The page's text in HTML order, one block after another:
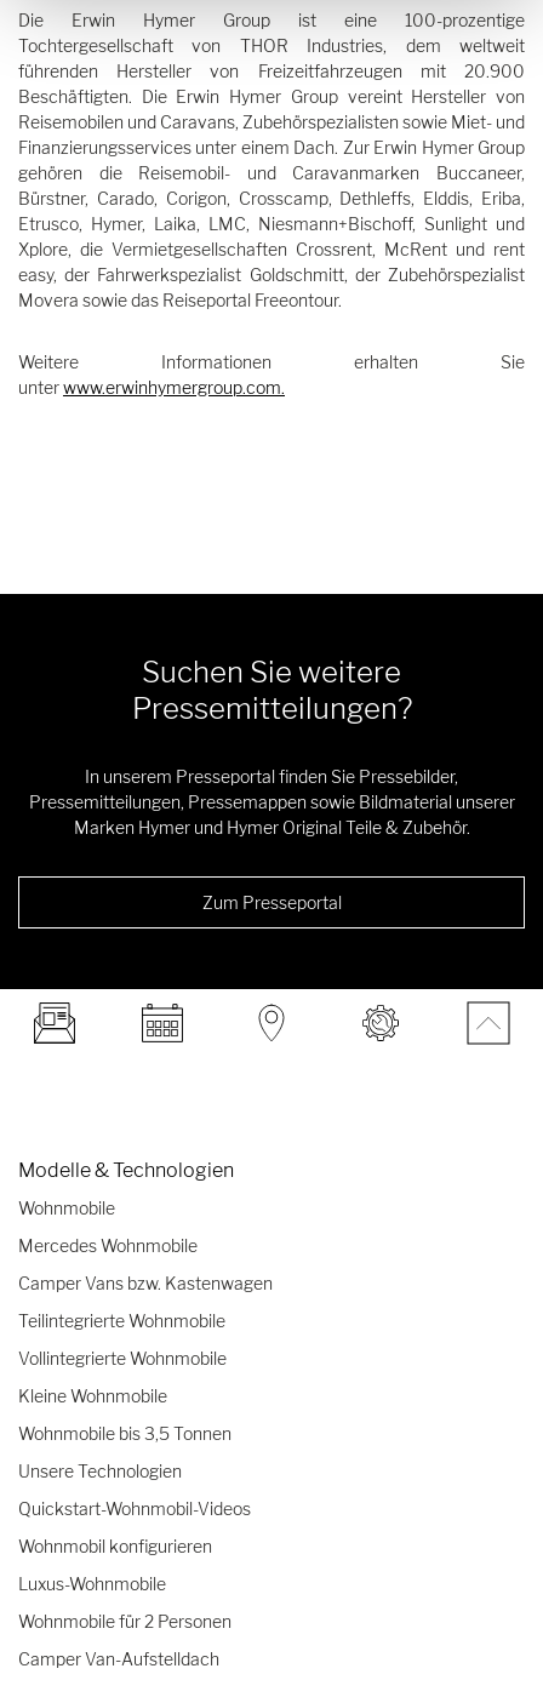
Die Erwin Hymer Group ist eine 100-prozentige
Tochtergesellschaft von THOR Industries, dem weltweit
führenden Hersteller von Freizeitfahrzeugen mit 20.900
Beschäftigten. Die Erwin Hymer Group vereint Hersteller von
Reisemobilen und Caravans, Zubehörspezialisten sowie Miet- und
Finanzierungsservices unter einem Dach. Zur Erwin Hymer Group
gehören die Reisemobil- und Caravanmarken Buccaneer,
Bürstner, Carado, Corigon, Crosscamp, Dethleffs, Elddis, Eriba,
Etrusco, Hymer, Laika, LMC, Niesmann+Bischoff, Sunlight und
Xplore, die Vermietgesellschaften Crossrent, McRent und rent
easy, der Fahrwerkspezialist Goldschmitt, der Zubehörspezialist
Movera sowie das Reiseportal Freeontour.
Weitere Informationen erhalten Sie
unterwww.erwinhymergroup.com.
Suchen Sie weitere
Pressemitteilungen?
In unserem Presseportal finden Sie Pressebilder,
Pressemitteilungen, Pressemappen sowie Bildmaterial unserer
Marken Hymer und Hymer Original Teile & Zubehör.
Zum Presseportal
Modelle & Technologien
Wohnmobile
Mercedes Wohnmobile
Camper Vans bzw. Kastenwagen
Teilintegrierte Wohnmobile
Vollintegrierte Wohnmobile
Kleine Wohnmobile
Wohnmobile bis 3,5 Tonnen
Unsere Technologien
Quickstart-Wohnmobil-Videos
Wohnmobil konfigurieren
Luxus-Wohnmobile
Wohnmobile für 2 Personen
Camper Van-Aufstelldach